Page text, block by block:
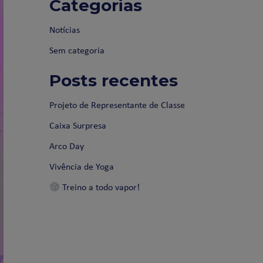
Categorias
Notícias
Sem categoria
Posts recentes
Projeto de Representante de Classe
Caixa Surpresa
Arco Day
Vivência de Yoga
Treino a todo vapor!